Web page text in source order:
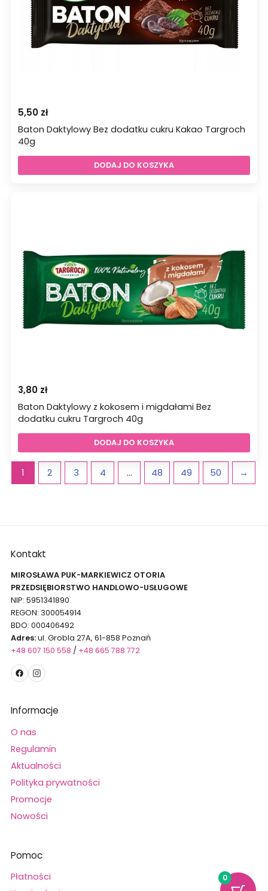
5,50 zł
Baton Daktylowy Bez dodatku cukru Kakao Targroch
40g
DODAJ DO KOSZYKA
3,80 zł
Baton Daktylowy z kokosem i migdałami Bez
dodatku cukru Targroch 40g
DODAJ DO KOSZYKA
1 2 3 4 … 48 49 50 →
Kontakt
MIROSŁAWA PUK-MARKIEWICZ OTORIA
PRZEDSIĘBIORSTWO HANDLOWO-USŁUGOWE
NIP: 5951341890
REGON: 300054914
BDO: 000406492
Adres:ul. Grobla 27A, 61-858 Poznań
+48 607 150 558 / +48 665 788 772
Informacje
O nas
Regulamin
Aktualności
Polityka prywatności
Promocje
Nowości
Pomoc
Płatności
0